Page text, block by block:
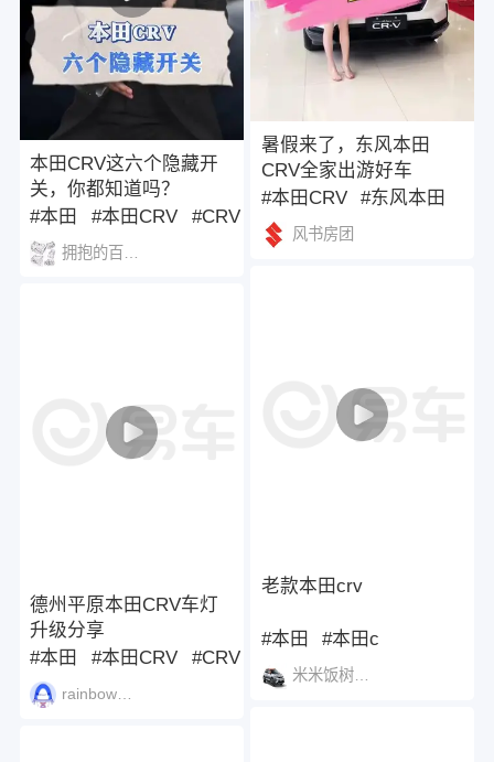
本田CRV这六个隐藏开
关，你都知道吗？
#本田
#本田CRV #CRV
德州平原本田CRV车灯
升级分享
#本田
#本田CRV #CRV
暑假来了，东风本田
CRV全家出游好车
#本田CRV
#东风本田
#本田风书房团
老款本田crv
#本田 #本田c
米米饭树wind